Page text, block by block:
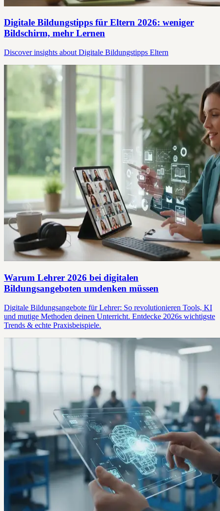
Digitale Bildungstipps für Eltern 2026: weniger
Bildschirm, mehr Lernen
Discover insights about Digitale Bildungstipps Eltern
Warum Lehrer 2026 bei digitalen
Bildungsangeboten umdenken müssen
Digitale Bildungsangebote für Lehrer: So revolutionieren Tools, KI
und mutige Methoden deinen Unterricht. Entdecke 2026s wichtigste
Trends & echte Praxisbeispiele.